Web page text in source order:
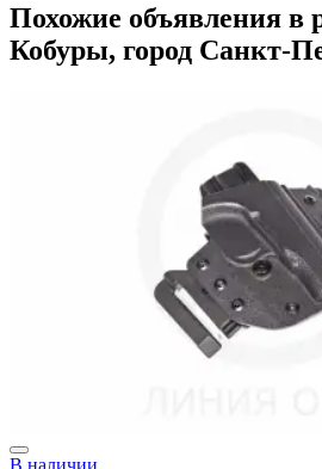
Похожие объявления в
Кобуры, город Санкт-